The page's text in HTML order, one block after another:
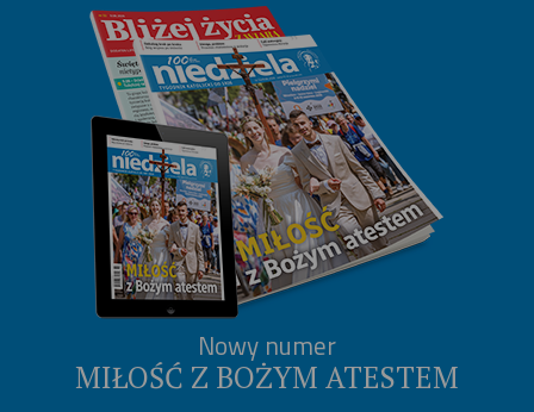
Nowy numer
MIŁOŚĆ Z BOŻYM ATESTEM